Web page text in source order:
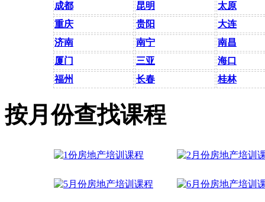
成都
昆明
太原
重庆
贵阳
大连
济南
南宁
南昌
厦门
三亚
海口
福州
长春 桂林
按月份查找课程